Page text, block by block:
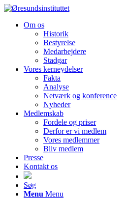
Om os
Historik
Bestyrelse
Medarbejdere
Stadgar
Vores kerneydelser
Fakta
Analyse
Netværk og konference
Nyheder
Medlemskab
Fordele og priser
Derfor er vi medlem
Vores medlemmer
Bliv medlem
Presse
Kontakt os
Søg
Menu Menu